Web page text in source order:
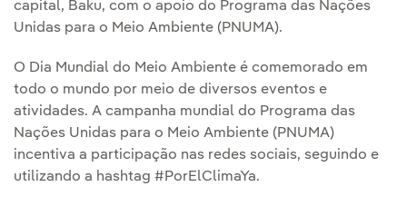
capital, Baku, com o apoio do Programa das Nações
Unidas para o Meio Ambiente (PNUMA).
O Dia Mundial do Meio Ambiente é comemorado em
todo o mundo por meio de diversos eventos e
atividades. A campanha mundial do Programa das
Nações Unidas para o Meio Ambiente (PNUMA)
incentiva a participação nas redes sociais, seguindo e
utilizando a hashtag #PorElClimaYa.